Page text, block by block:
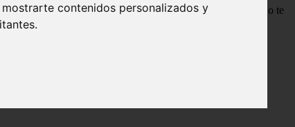
contenidos personalizados y
lugar de ver flores de un hermoso color, las ves verdes? ¡No te
la belleza de tus plantas.